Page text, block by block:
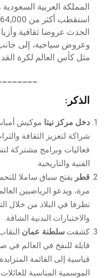
المملكة العربية
الحدث عروضا ثقافية
وعروض سياحية، إلى جانب
مثل كأس العالم لكرة القدم
الذكر:
دخل مركز نيتا موكيش
شراكة لتعزيز الثقافة
فعاليات وبرامج مشتركة
الفنية والتاريخية.
قطر يفتح سباق ساملا
مرة، ويدعو الرياضيين
تطرفا في البلاد من خلال
والاختبارات البدنية الشاقة.
كشفت سلطنة عمان
قابلة للنفخ في العالم
قياسية إلى القائمة
الموسمية المناسبة